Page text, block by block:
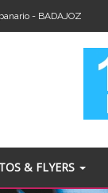
- BADAJOZ
& FLYERS